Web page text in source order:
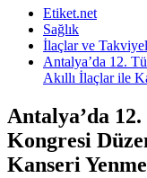
Etiket.net
Sağlık
İlaçlar ve
Antalya’da 12.
Akıllı İlaçlar ile
Antalya’da
Kongresi
Kanseri